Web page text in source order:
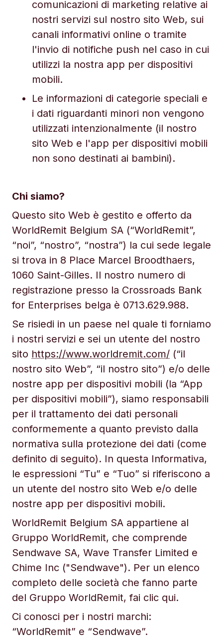
comunicazioni di marketing relative ai
nostri servizi sul nostro sito Web, sui
canali informativi online o tramite
l'invio di notifiche push nel caso in cui
utilizzi la nostra app per dispositivi
mobili.
Le informazioni di categorie speciali e
i dati riguardanti minori non vengono
utilizzati intenzionalmente (il nostro
sito Web e l'app per dispositivi mobili
non sono destinati ai bambini).
Chi siamo?
Questo sito Web è gestito e offerto da
WorldRemit Belgium SA (“WorldRemit”,
“noi”, “nostro”, “nostra”) la cui sede legale
si trova in 8 Place Marcel Broodthaers,
1060 Saint-Gilles. Il nostro numero di
registrazione presso la Crossroads Bank
for Enterprises belga è 0713.629.988.
Se risiedi in un paese nel quale ti forniamo
i nostri servizi e sei un utente del nostro
sito https://www.worldremit.com/ (“il
nostro sito Web”, “il nostro sito”) e/o delle
nostre app per dispositivi mobili (la “App
per dispositivi mobili”), siamo responsabili
per il trattamento dei dati personali
conformemente a quanto previsto dalla
normativa sulla protezione dei dati (come
definito di seguito). In questa Informativa,
le espressioni “Tu” e “Tuo” si riferiscono a
un utente del nostro sito Web e/o delle
nostre app per dispositivi mobili.
WorldRemit Belgium SA appartiene al
Gruppo WorldRemit, che comprende
Sendwave SA, Wave Transfer Limited e
Chime Inc ("Sendwave"). Per un elenco
completo delle società che fanno parte
del Gruppo WorldRemit, fai clic qui.
Ci conosci per i nostri marchi:
“WorldRemit” e “Sendwave”.